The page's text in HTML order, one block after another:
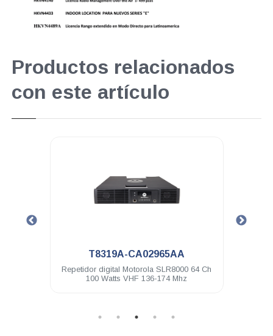
Productos relacionados
con este artículo
T8319A-CA02965AA
digital Motorola SLR8000 64 Ch
100 Watts VHF 136-174 Mhz
Licencia Linked